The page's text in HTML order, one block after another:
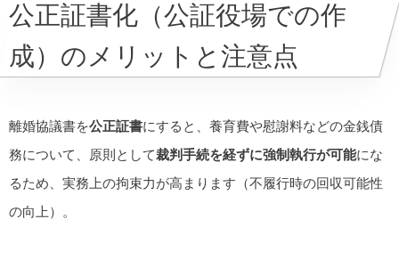
公正証書化（公証役場での作
成）のメリットと注意点
離婚協議書を公正証書にすると、養育費や慰謝料などの金銭債
務について、原則として裁判手続を経ずに強制執行が可能にな
るため、実務上の拘束力が高まります（不履行時の回収可能性
の向上）。